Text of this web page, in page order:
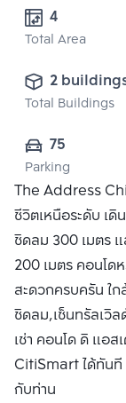
4
Total Area
2
Total Buildings
75
Parking
The Address
ชีวิตเหนือระดับ เดิ
ชิดลม 300 เมตร แ
200 เมตร คอนโด
สะดวกครบครัน ใ
ชิดลม,เซ็นทรัลเวิล
เช่า คอนโด ดิ แอส
CitiSmart ได้ทันที
กับท่าน